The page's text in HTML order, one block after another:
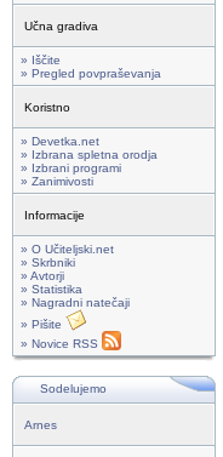
Učna gradiva
» Iščite
» Pregled povpraševanja
Koristno
» Devetka.net
» Izbrana spletna orodja
» Izbrani programi
» Zanimivosti
Informacije
» O Učiteljski.net
» Skrbniki
» Avtorji
» Statistika
» Nagradni natečaji
» Pišite
» Novice RSS
Sodelujemo
Arnes